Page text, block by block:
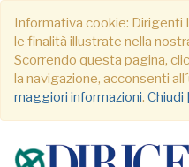
Informativa cookie: Dirigenti
le finalità illustrate nella
Scorrendo questa pagina,
la navigazione, acconsenti
maggiori informazioni. Chiudi